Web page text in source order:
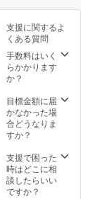
・約2週
間を目
安に2種
類のデ
ザイン
案をご
・提案
したデ
ザイン
を選ん
でいた
だく
↓
などに
あたる
場合
は、
ギャラ
リーの
をお断
りする
場合が
入搬出
はご自
身で
行って
メール
■ ふく
ブレン
ドコー
ヒード
リップ
ギャラ
リーカ
フェふ
リジナ
ルブレ
ンドで
す 名
にして
しま
す！ ▼
リター
ン内容
・イラ
レー
ターひ
やまち
さと作
（A4サ
イズ額
入り）
・ひや
支援に関するよ
くある質問
手数料はいく
らかかります
か？
目標金額に届
かなかった場
合どうなりま
すか？
支援で困った
時はどこに相
談したらいい
ですか？